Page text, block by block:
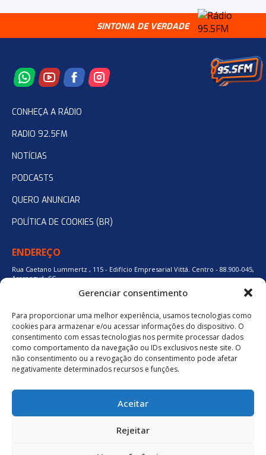
Gerenciar consentimento
Para proporcionar uma melhor experiência, usamos tecnologias como
cookies para armazenar e/ou acessar informações do dispositivo. O
consentimento com essas tecnologias nos permite processar dados
como comportamento da navegação ou IDs exclusivos neste site. O
não consentimento ou a revogação do consentimento pode afetar
negativamente determinados recursos e funções.
Aceitar
Rejeitar
SINTONIA DE VERDADE
CONHEÇA A RÁDIO
RADIO 92.5FM
NOTÍCIAS
PODCASTS
QUERO ANUNCIAR
POLÍTICA DE COOKIES (BR)
ENDEREÇO
Rua Caetano Lummertz , 115 - Edifício Empresarial Vittá. Centro - 88.900-045,
Araranguá, SC.
48 3524-0137
48 9880-84667